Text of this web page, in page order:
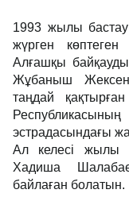
1993 жылы
жүрген
Алғашқы
Жұбаныш
таңдай
Республикасының
эстрадасындағы
Ал келесі жылы
Хадиша
байлаған болатын.